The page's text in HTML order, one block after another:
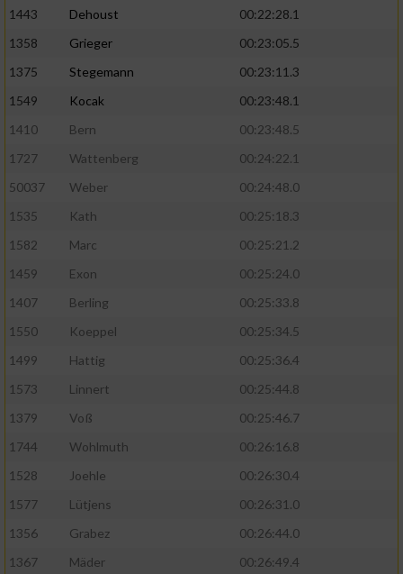
1443
Dehoust
00:22:28.1
1358
Grieger
00:23:05.5
1375
Stegemann
00:23:11.3
1549
Kocak
00:23:48.1
1410
Bern
00:23:48.5
1727
Wattenberg
00:24:22.1
50037
Weber
00:24:48.0
1535
Kath
00:25:18.3
1582
Marc
00:25:21.2
1459
Exon
00:25:24.0
1407
Berling
00:25:33.8
1550
Koeppel
00:25:34.5
1499
Hattig
00:25:36.4
1573
Linnert
00:25:44.8
1379
Voß
00:25:46.7
1744
Wohlmuth
00:26:16.8
1528
Joehle
00:26:30.4
1577
Lütjens
00:26:31.0
1356
Grabez
00:26:44.0
1367
Mäder
00:26:49.4